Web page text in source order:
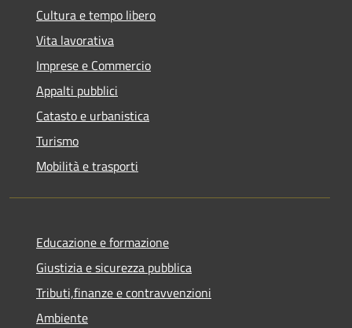
Cultura e tempo libero
Vita lavorativa
Imprese e Commercio
Appalti pubblici
Catasto e urbanistica
Turismo
Mobilità e trasporti
Educazione e formazione
Giustizia e sicurezza pubblica
Tributi,finanze e contravvenzioni
Ambiente